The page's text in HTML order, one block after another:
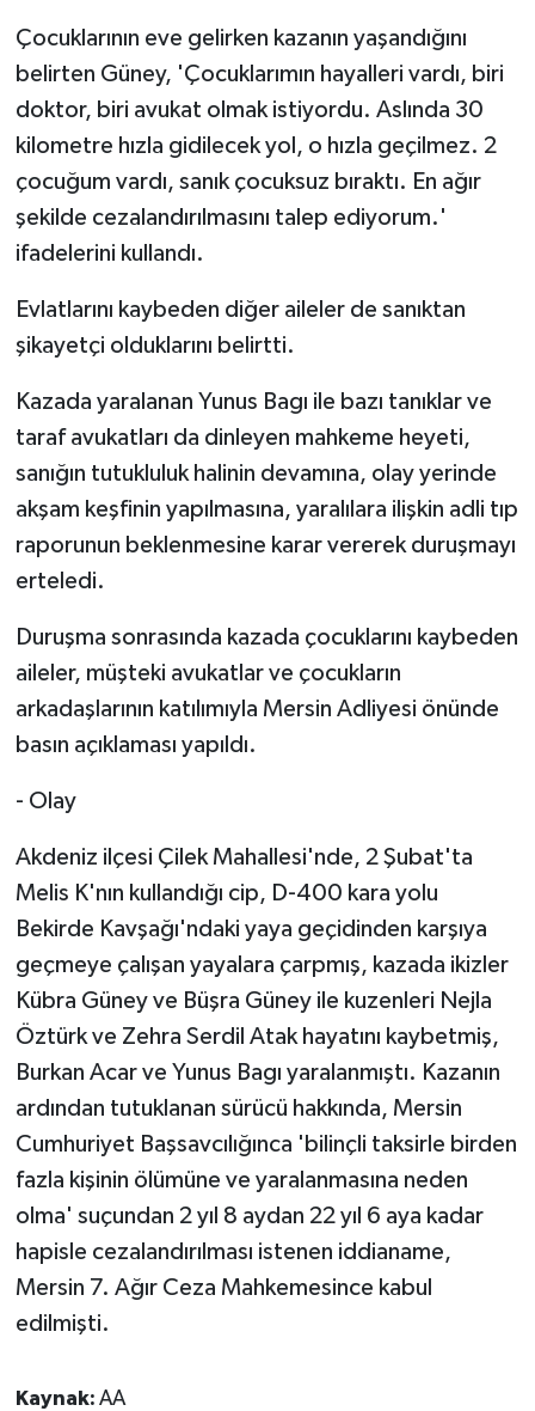
Çocuklarının eve gelirken kazanın yaşandığını
belirten Güney, 'Çocuklarımın hayalleri vardı, biri
doktor, biri avukat olmak istiyordu. Aslında 30
kilometre hızla gidilecek yol, o hızla geçilmez. 2
çocuğum vardı, sanık çocuksuz bıraktı. En ağır
şekilde cezalandırılmasını talep ediyorum.'
ifadelerini kullandı.
Evlatlarını kaybeden diğer aileler de sanıktan
şikayetçi olduklarını belirtti.
Kazada yaralanan Yunus Bagı ile bazı tanıklar ve
taraf avukatları da dinleyen mahkeme heyeti,
sanığın tutukluluk halinin devamına, olay yerinde
akşam keşfinin yapılmasına, yaralılara ilişkin adli tıp
raporunun beklenmesine karar vererek duruşmayı
erteledi.
Duruşma sonrasında kazada çocuklarını kaybeden
aileler, müşteki avukatlar ve çocukların
arkadaşlarının katılımıyla Mersin Adliyesi önünde
basın açıklaması yapıldı.
- Olay
Akdeniz ilçesi Çilek Mahallesi'nde, 2 Şubat'ta
Melis K'nın kullandığı cip, D-400 kara yolu
Bekirde Kavşağı'ndaki yaya geçidinden karşıya
geçmeye çalışan yayalara çarpmış, kazada ikizler
Kübra Güney ve Büşra Güney ile kuzenleri Nejla
Öztürk ve Zehra Serdil Atak hayatını kaybetmiş,
Burkan Acar ve Yunus Bagı yaralanmıştı. Kazanın
ardından tutuklanan sürücü hakkında, Mersin
Cumhuriyet Başsavcılığınca 'bilinçli taksirle birden
fazla kişinin ölümüne ve yaralanmasına neden
olma' suçundan 2 yıl 8 aydan 22 yıl 6 aya kadar
hapisle cezalandırılması istenen iddianame,
Mersin 7. Ağır Ceza Mahkemesince kabul
edilmişti.
Kaynak: AA